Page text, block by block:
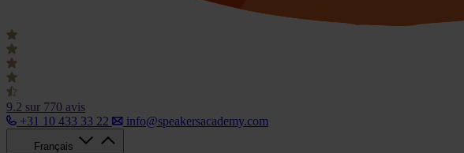
9.2 sur 770 avis
+31 10 433 33 22
info@speakersacademy.com
Français